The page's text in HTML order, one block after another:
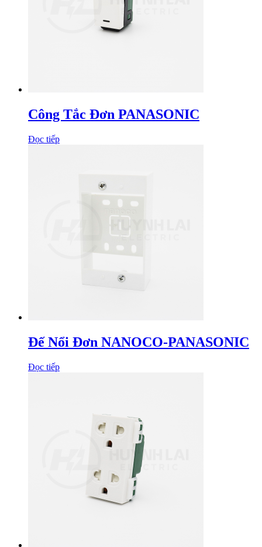
Công Tắc Đơn PANASONIC
Đọc tiếp
Đế Nổi Đơn NANOCO-PANASONIC
Đọc tiếp